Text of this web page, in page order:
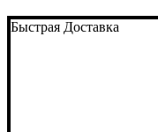
Быстрая Доставка